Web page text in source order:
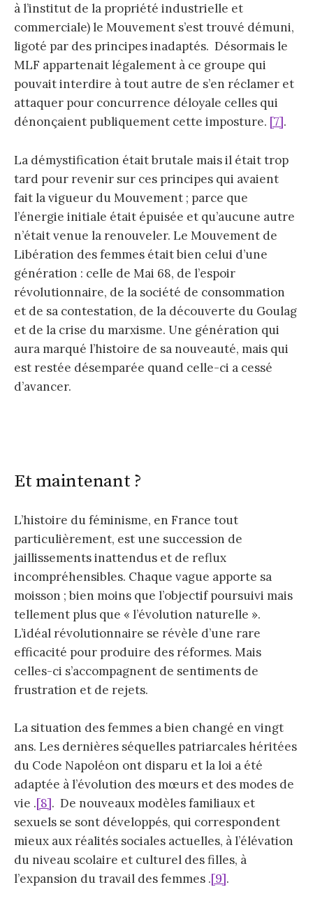
à l’institut de la propriété industrielle et
commerciale) le Mouvement s’est trouvé démuni,
ligoté par des principes inadaptés. Désormais le
MLF appartenait légalement à ce groupe qui
pouvait interdire à tout autre de s’en réclamer et
attaquer pour concurrence déloyale celles qui
dénonçaient publiquement cette imposture. [7].
La démystification était brutale mais il était trop
tard pour revenir sur ces principes qui avaient
fait la vigueur du Mouvement ; parce que
l’énergie initiale était épuisée et qu’aucune autre
n’était venue la renouveler. Le Mouvement de
Libération des femmes était bien celui d’une
génération : celle de Mai 68, de l’espoir
révolutionnaire, de la société de consommation
et de sa contestation, de la découverte du Goulag
et de la crise du marxisme. Une génération qui
aura marqué l’histoire de sa nouveauté, mais qui
est restée désemparée quand celle-ci a cessé
d’avancer.
Et maintenant ?
L’histoire du féminisme, en France tout
particulièrement, est une succession de
jaillissements inattendus et de reflux
incompréhensibles. Chaque vague apporte sa
moisson ; bien moins que l’objectif poursuivi mais
tellement plus que « l’évolution naturelle ».
L’idéal révolutionnaire se révèle d’une rare
efficacité pour produire des réformes. Mais
celles-ci s’accompagnent de sentiments de
frustration et de rejets.
La situation des femmes a bien changé en vingt
ans. Les dernières séquelles patriarcales héritées
du Code Napoléon ont disparu et la loi a été
adaptée à l’évolution des mœurs et des modes de
vie .[8]. De nouveaux modèles familiaux et
sexuels se sont développés, qui correspondent
mieux aux réalités sociales actuelles, à l’élévation
du niveau scolaire et culturel des filles, à
l’expansion du travail des femmes .[9].